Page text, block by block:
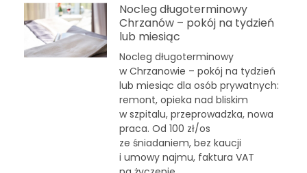
Nocleg długoterminowy
Chrzanów – pokój na tydzień
lub miesiąc
Nocleg długoterminowy
w Chrzanowie – pokój na tydzień
lub miesiąc dla osób prywatnych:
remont, opieka nad bliskim
w szpitalu, przeprowadzka, nowa
praca. Od 100 zł/os
ze śniadaniem, bez kaucji
i umowy najmu, faktura VAT